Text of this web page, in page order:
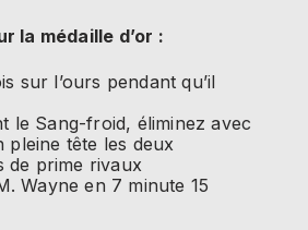
la médaille d’or :
sur l’ours pendant qu’il
le Sang-froid, éliminez avec
pleine tête les deux
de prime rivaux
Wayne en 7 minute 15